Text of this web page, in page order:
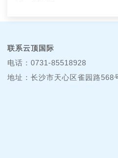
联系云顶国际
电话：0731-85518928
地址：长沙市天心区雀园路568